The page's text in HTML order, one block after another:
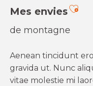
Mes envies
de montagne
Aenean tincidunt
gravida ut. Nunc
vitae molestie mi